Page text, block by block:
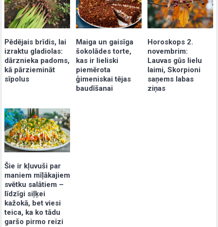
Pēdējais brīdis, lai
izraktu gladiolas:
dārznieka padoms,
kā pārziemināt
sīpolus
Maiga un gaisīga
šokolādes torte,
kas ir lieliski
piemērota
ģimeniskai tējas
baudīšanai
Horoskops 2.
novembrim:
Lauvas gūs lielu
laimi, Skorpioni
saņems labas
ziņas
Šie ir kļuvuši par
maniem mīļākajiem
svētku salātiem –
līdzīgi siļķei
kažokā, bet viesi
teica, ka ko tādu
garšo pirmo reizi